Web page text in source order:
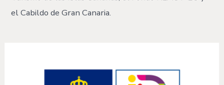
el Cabildo de Gran Canaria.